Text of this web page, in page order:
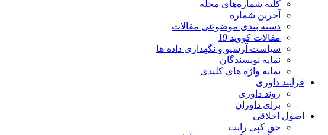
کلیه شماره‌های مجله
آخرین شماره
دسته بندی موضوعی مقالات
مقالات کووید 19
سیاست آرشیو و نگهداری داده ها
نمایه نویسندگان
نمایه واژه های کلیدی
فرآیند داوری
روند داوری
برای داوران
اصول اخلاقی
حق کپی رایت